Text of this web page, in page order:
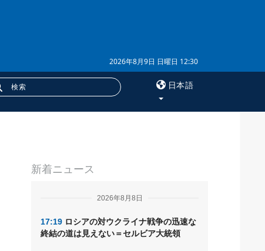
2026年8月9日 日曜日 12:30
日本語
購読
新着ニュース
2026年8月8日
17:19 ロシアの対ウクライナ戦争の迅速な
終結の道は見えない＝セルビア大統領